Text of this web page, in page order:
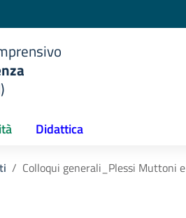
Didattica
Colloqui generali_Plessi Muttoni